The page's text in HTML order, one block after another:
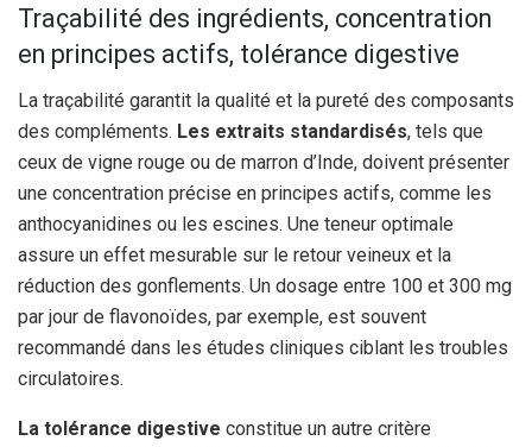
Traçabilité des ingrédients, concentration
en principes actifs, tolérance digestive
La traçabilité garantit la qualité et la pureté des composants
des compléments. Les extraits standardisés, tels que
ceux de vigne rouge ou de marron d’Inde, doivent présenter
une concentration précise en principes actifs, comme les
anthocyanidines ou les escines. Une teneur optimale
assure un effet mesurable sur le retour veineux et la
réduction des gonflements. Un dosage entre 100 et 300 mg
par jour de flavonoïdes, par exemple, est souvent
recommandé dans les études cliniques ciblant les troubles
circulatoires.
La tolérance digestive constitue un autre critère